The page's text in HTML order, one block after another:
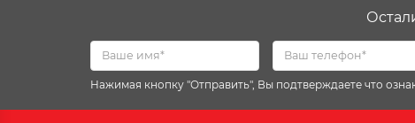
Нажимая кнопку "Отправить", Вы подтверждаете что